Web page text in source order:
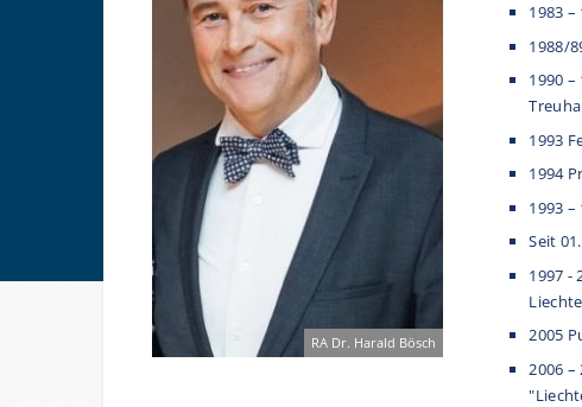
RA Dr. Harald Bösch
1983
1988/
1990
1993
1994
1993
Seit
1997 -
2005
2006